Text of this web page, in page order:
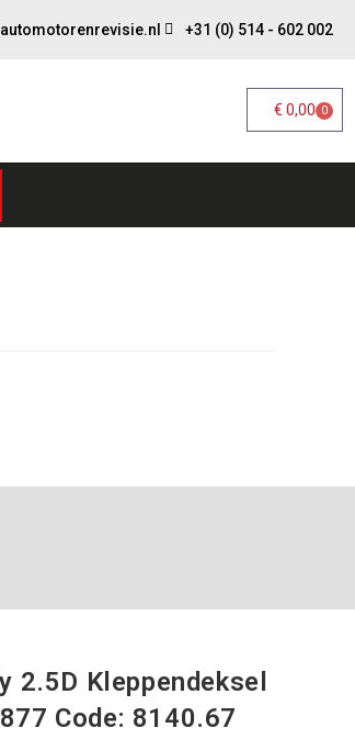
+31 (0) 514 - 602 002
€ 0,00 0
2.5D Kleppendeksel
Code: 8140.67